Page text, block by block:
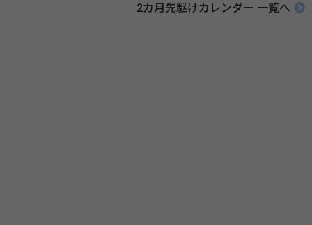
伝えたい！薬との付き合い方」（保健指導リソースガイド）
2カ月先駆けカレンダー 一覧へ